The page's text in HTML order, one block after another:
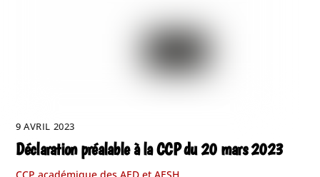
9 AVRIL 2023
Déclaration préalable à la CCP du 20 mars 2023